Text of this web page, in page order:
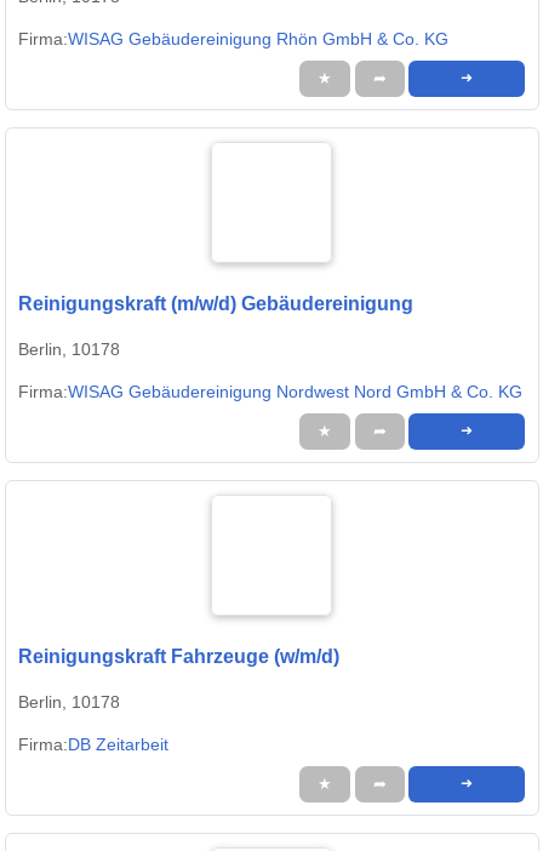
Firma:WISAG Gebäudereinigung Rhön GmbH & Co. KG
★ ➦ ➜
Reinigungskraft (m/w/d) Gebäudereinigung
Berlin, 10178
Firma:WISAG Gebäudereinigung Nordwest Nord GmbH & Co. KG
★ ➦ ➜
Reinigungskraft Fahrzeuge (w/m/d)
Berlin, 10178
Firma:DB Zeitarbeit
★ ➦ ➜